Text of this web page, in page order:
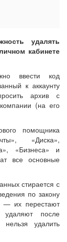
удалять
кабинете
ввести код
к аккаунту
архив с
(на его
помощника
«Диска»,
«Бизнеса» и
все основные
стирается с
по закону
— их перестают
после
удалить